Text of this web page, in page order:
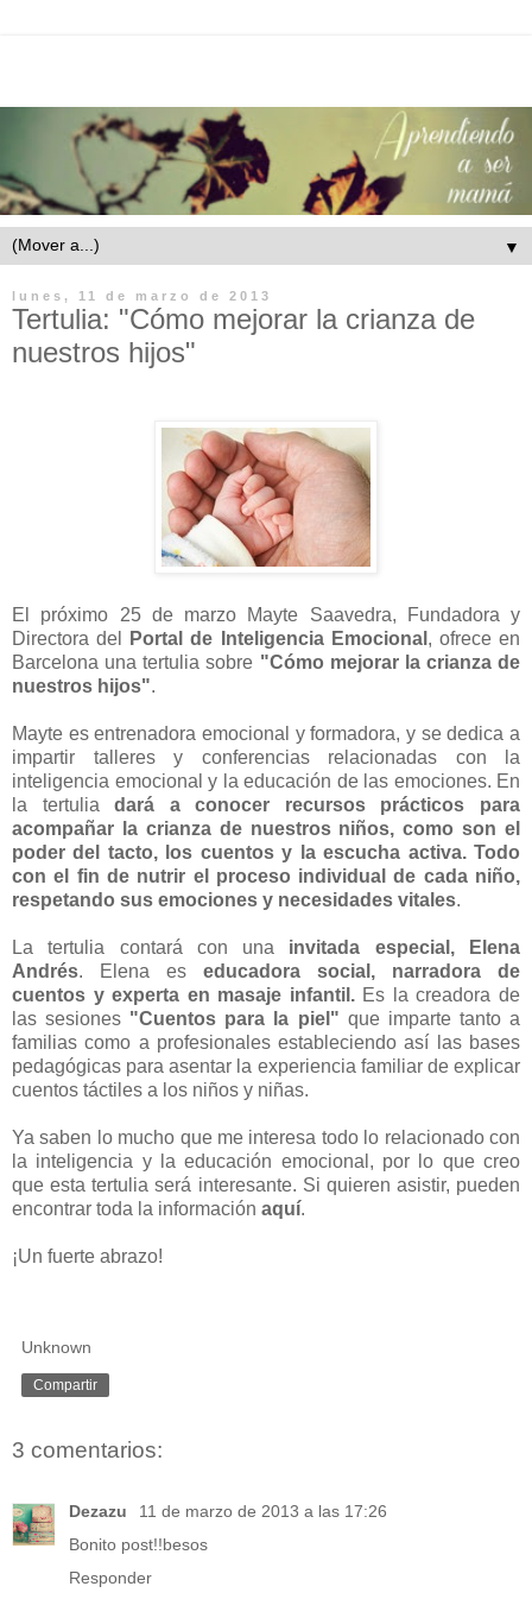
▼
lunes, 11 de marzo de 2013
Tertulia: "Cómo mejorar la crianza de
nuestros hijos"
El próximo 25 de marzo Mayte Saavedra, Fundadora y
Directora del
Portal de Inteligencia Emocional , ofrece en
Barcelona una tertulia sobre "Cómo mejorar la crianza de
nuestros hijos".
Mayte es entrenadora emocional y formadora, y se dedica a
impartir talleres y conferencias relacionadas con la
inteligencia emocional y la educación de las emociones. En
la tertuliadará a conocer recursos prácticos para
acompañar la crianza de nuestros niños, como son el
poder del tacto, los cuentos y la escucha activa. Todo
con el fin de nutrir el proceso individual de cada niño,
respetando sus emociones y necesidades vitales.
La tertulia contará con una invitada especial, Elena
Andrés. Elena es educadora social, narradora de
cuentos y experta en masaje infantil.Es la creadora de
las sesiones "Cuentos para la piel" que imparte tanto a
familias como a profesionales estableciendo así las bases
pedagógicas para asentar la experiencia familiar de explicar
cuentos táctiles a los niños y niñas.
Ya saben lo mucho que me interesa todo lo relacionado con
la inteligencia y la educación emocional, por lo que creo
que esta tertulia será interesante. Si quieren asistir, pueden
encontrar toda la información aquí.
¡Un fuerte abrazo!
Unknown
Compartir
3 comentarios:
Dezazu
11 de marzo de 2013 a las 17:26
Bonito post!!besos
Responder